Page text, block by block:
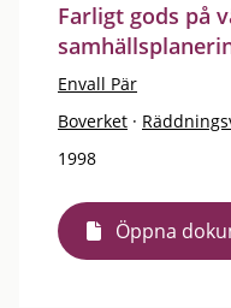
Farligt gods på
Envall Pär
Boverket ·
1998
Öppna